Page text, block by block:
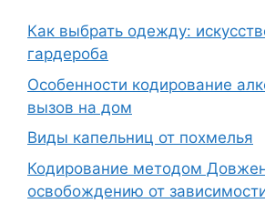
Как выбрать одежду:
гардероба
Особенности кодирование
вызов на дом
Виды капельниц от похмелья
Кодирование методом
освобождению от